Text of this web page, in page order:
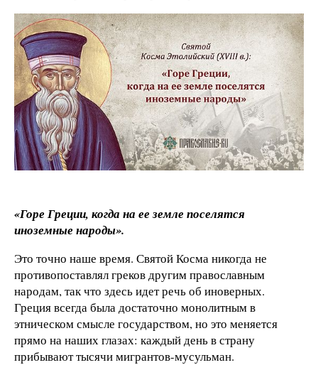
«Горе Греции, когда на ее земле поселятся
иноземные народы».
Это точно наше время. Святой Косма никогда не
противопоставлял греков другим православным
народам, так что здесь идет речь об иноверных.
Греция всегда была достаточно монолитным в
этническом смысле государством, но это меняется
прямо на наших глазах: каждый день в страну
прибывают тысячи мигрантов-мусульман.